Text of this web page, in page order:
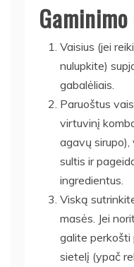
Vaisius (jei
nulupkite)
gabalėliais.
Paruoštus
virtuvinį
agavų sirupo),
sultis ir
ingredientus.
Viską
masės. Jei
galite perkošti
sietelį (ypač